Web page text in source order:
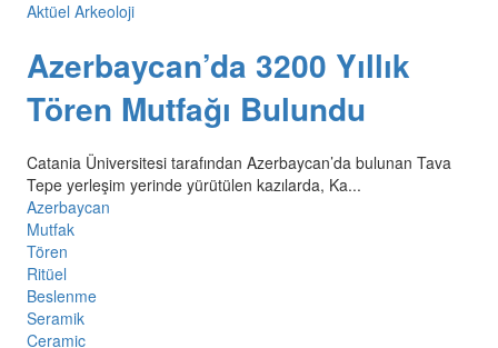
Aktüel Arkeoloji
Azerbaycan’da 3200 Yıllık
Tören Mutfağı Bulundu
Catania Üniversitesi tarafından Azerbaycan’da bulunan Tava
Tepe yerleşim yerinde yürütülen kazılarda, Ka...
Azerbaycan
Mutfak
Tören
Ritüel
Beslenme
Seramik
Ceramic